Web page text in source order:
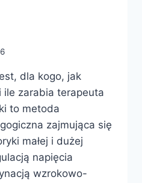
dla kogo, jak
zarabia terapeuta
to metoda
zajmująca się
małej i dużej
napięcia
wzrokowo-